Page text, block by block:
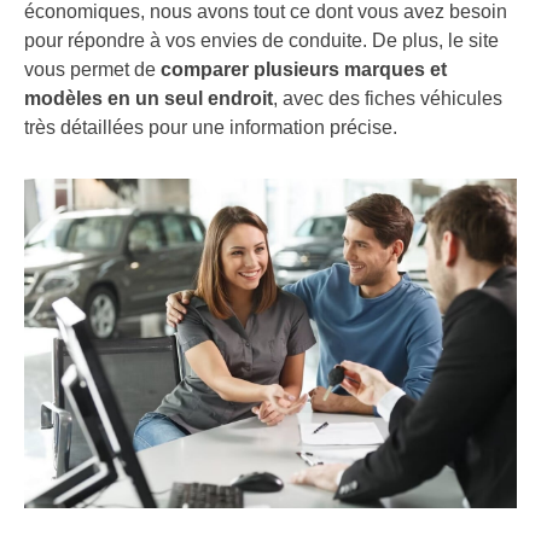
économiques, nous avons tout ce dont vous avez besoin
pour répondre à vos envies de conduite. De plus, le site
vous permet de comparer plusieurs marques et
modèles en un seul endroit, avec des fiches véhicules
très détaillées pour une information précise.